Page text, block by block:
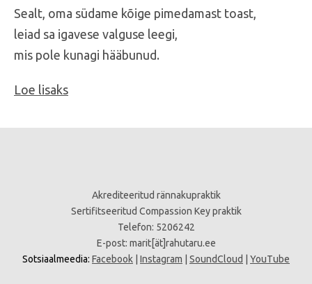
Sealt, oma südame kõige pimedamast toast,
leiad sa igavese valguse leegi,
mis pole kunagi hääbunud.
Loe lisaks
Akrediteeritud rännakupraktik
Sertifitseeritud Compassion Key praktik
Telefon: 5206242
E-post: marit[ät]rahutaru.ee
Sotsiaalmeedia: Facebook Instagram SoundCloud YouTube